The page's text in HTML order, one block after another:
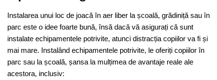
Instalarea unui loc de joacă în aer liber la școală, grădiniță sau în
parc este o idee foarte bună, însă dacă vă asigurați că sunt
instalate echipamentele potrivite, atunci distracția copiilor va fi și
mai mare. Instalând echipamentele potrivite, le oferiți copiilor în
parc sau la școală, șansa la mulțimea de avantaje reale ale
acestora, inclusiv: